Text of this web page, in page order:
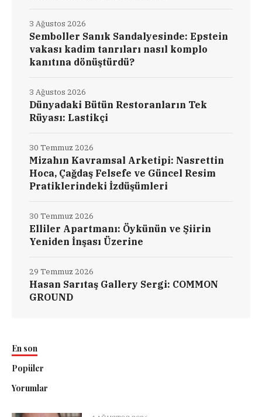
Semboller Sanık Sandalyesinde: Epstein
vakası kadim tanrıları nasıl komplo
kanıtına dönüştürdü?
3 Ağustos 2026
Dünyadaki Bütün Restoranların Tek
Rüyası: Lastikçi
3 Ağustos 2026
Mizahın Kavramsal Arketipi: Nasrettin
Hoca, Çağdaş Felsefe ve Güncel Resim
Pratiklerindeki İzdüşümleri
30 Temmuz 2026
Elliler Apartmanı: Öykünün ve Şiirin
Yeniden İnşası Üzerine
30 Temmuz 2026
Hasan Sarıtaş Gallery Sergi: COMMON
GROUND
29 Temmuz 2026
En son
Popüler
Yorumlar